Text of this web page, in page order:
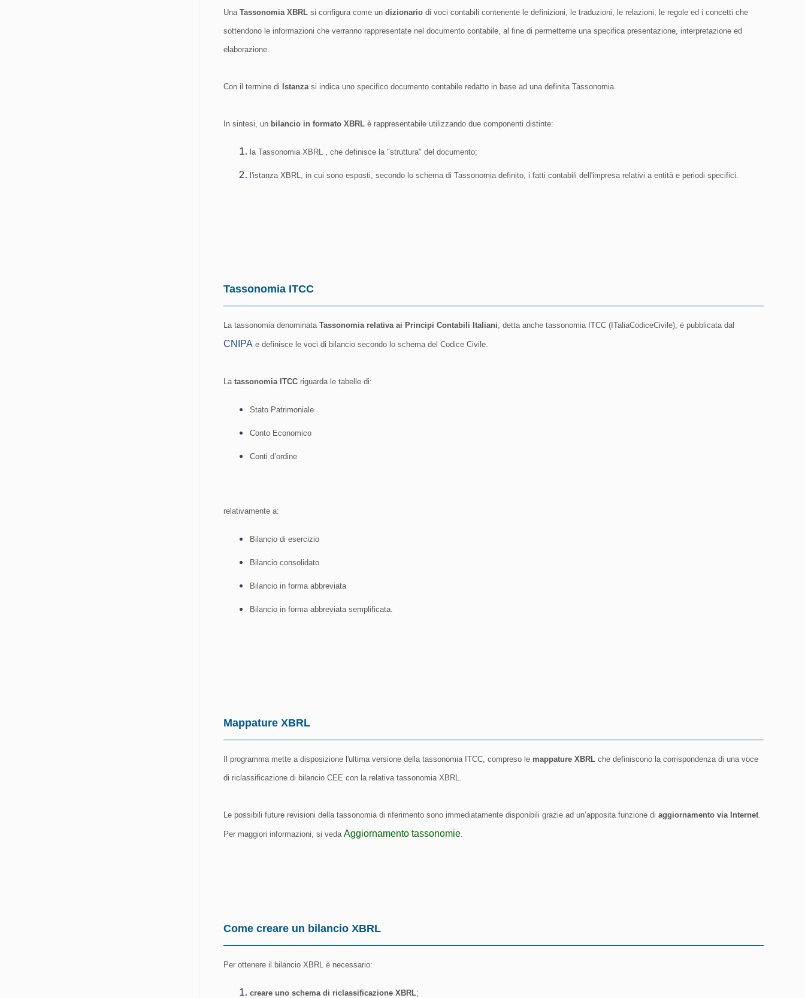
Una Tassonomia XBRL si configura come un dizionario di voci contabili contenente le definizioni, le traduzioni, le relazioni, le regole ed i concetti che
sottendono le informazioni che verranno rappresentate nel documento contabile, al fine di permetterne una specifica presentazione, interpretazione ed
elaborazione.
Con il termine di Istanza si indica uno specifico documento contabile redatto in base ad una definita Tassonomia.
In sintesi, un bilancio in formato XBRL è rappresentabile utilizzando due componenti distinte:
la Tassonomia XBRL , che definisce la "struttura" del documento;
l'istanza XBRL, in cui sono esposti, secondo lo schema di Tassonomia definito, i fatti contabili dell'impresa relativi a entità e periodi specifici.
Tassonomia ITCC
La tassonomia denominata Tassonomia relativa ai Principi Contabili Italiani , detta anche tassonomia ITCC (ITaliaCodiceCivile), è pubblicata dal
CNIPA e definisce le voci di bilancio secondo lo schema del Codice Civile.
La tassonomia ITCC riguarda le tabelle di:
Stato Patrimoniale
Conto Economico
Conti d’ordine
relativamente a:
Bilancio di esercizio
Bilancio consolidato
Bilancio in forma abbreviata
Bilancio in forma abbreviata semplificata.
Mappature XBRL
Il programma mette a disposizione l'ultima versione della tassonomia ITCC, compreso le mappature XBRL che definiscono la corrispondenza di una voce
di riclassificazione di bilancio CEE con la relativa tassonomia XBRL.
Le possibili future revisioni della tassonomia di riferimento sono immediatamente disponibili grazie ad un’apposita funzione di aggiornamento via Internet
Per maggiori informazioni, si veda Aggiornamento tassonomie
Come creare un bilancio XBRL
Per ottenere il bilancio XBRL è necessario:
creare uno schema di riclassificazione XBRL;